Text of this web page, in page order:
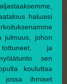
haluaisi
julmuus, johon
ja
sen
kouluttaa
jossa ihmiset